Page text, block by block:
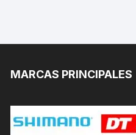
MARCAS PRINCIPALES